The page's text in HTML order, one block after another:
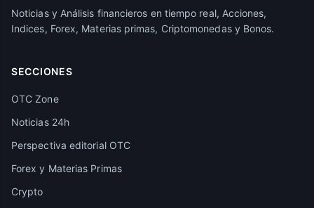
Noticias y Análisis financieros en tiempo real, Acciones,
Indices, Forex, Materias primas, Criptomonedas y Bonos.
SECCIONES
OTC Zone
Noticias 24h
Perspectiva editorial OTC
Forex y Materias Primas
Crypto